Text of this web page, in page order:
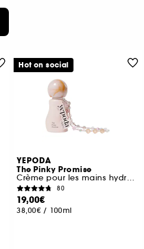
YEPODA
The Pinky Promise
Crème pour les mains hydratante aux céramides
80
19,00€
38,00€ / 100ml
Hot on social